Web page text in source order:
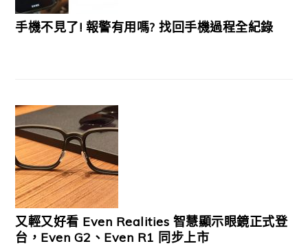
手機不見了! 報警有用嗎? 找回手機過程全紀錄
又輕又好看 Even Realities 智慧顯示眼鏡正式登
台，Even G2、Even R1 同步上市